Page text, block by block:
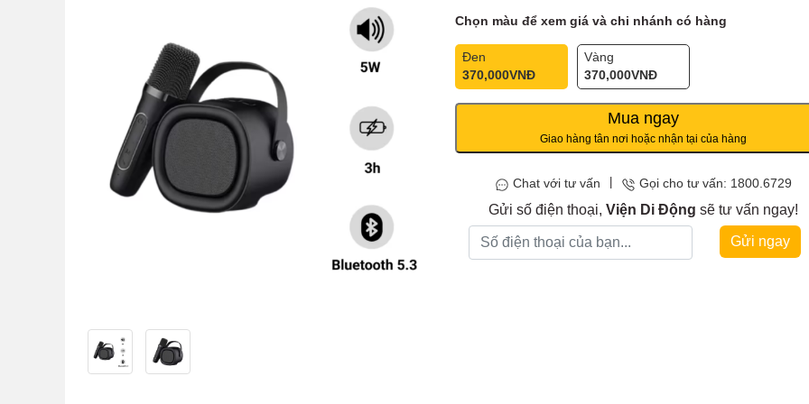
Chọn màu để xem giá và chi nhánh có hàng
Đen
370,000VNĐ
Vàng
370,000VNĐ
Mua ngay
Giao hàng tân nơi hoặc nhận tại của hàng
Chat với tư vấn Gọi cho tư vấn: 1800.6729
Gửi số điện thoại, Viện Di Động sẽ tư vấn ngay!
Gửi ngay